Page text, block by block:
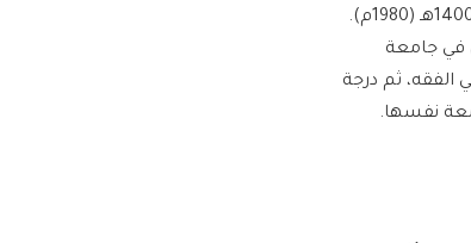
ولد الشيخ ياسر الدوسري في محافظة الخرج بالمملكة العربية السعودية عام 1400هـ (1980م).
في جامعة
الفقه، ثم درجة
نفسها.